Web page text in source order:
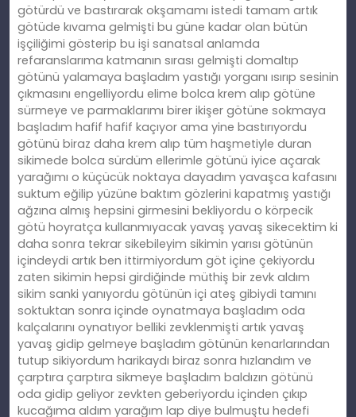
götürdü ve bastırarak okşamamı istedi tamam artık
götüde kıvama gelmişti bu güne kadar olan bütün
işçiliğimi gösterip bu işi sanatsal anlamda
refaranslarıma katmanın sırası gelmişti domaltıp
götünü yalamaya başladım yastığı yorganı ısırıp sesinin
çıkmasını engelliyordu elime bolca krem alıp götüne
sürmeye ve parmaklarımı birer ikişer götüne sokmaya
başladım hafif hafif kaçıyor ama yine bastırıyordu
götünü biraz daha krem alıp tüm haşmetiyle duran
sikimede bolca sürdüm ellerimle götünü iyice açarak
yarağımı o küçücük noktaya dayadım yavaşca kafasını
suktum eğilip yüzüne baktım gözlerini kapatmış yastığı
ağzına almış hepsini girmesini bekliyordu o körpecik
götü hoyratça kullanmıyacak yavaş yavaş sikecektim ki
daha sonra tekrar sikebileyim sikimin yarısı götünün
içindeydi artık ben ittirmiyordum göt içine çekiyordu
zaten sikimin hepsi girdiğinde müthiş bir zevk aldım
sikim sanki yanıyordu götünün içi ateş gibiydi tamını
soktuktan sonra içinde oynatmaya başladım oda
kalçalarını oynatıyor belliki zevklenmişti artık yavaş
yavaş gidip gelmeye başladım götünün kenarlarından
tutup sikiyordum harikaydı biraz sonra hızlandım ve
çarptıra çarptıra sikmeye başladım baldızın götünü
oda gidip geliyor zevkten geberiyordu içinden çıkıp
kucağıma aldım yarağım lap diye bulmuştu hedefi